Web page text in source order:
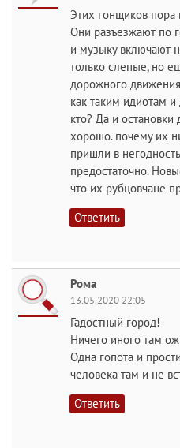
Этих гонщиков пора
Они разъезжают по
и музыку включают
только слепые, но
дорожного
как таким идиотам
кто? Да и
хорошо. почему их
пришли в
предостаточно.
что их рубцовчане
Ответить
Рома
13.05.2020 22:05
Гадостный город!
Ничего иного там
Одна гопота и
человека там и не
Ответить